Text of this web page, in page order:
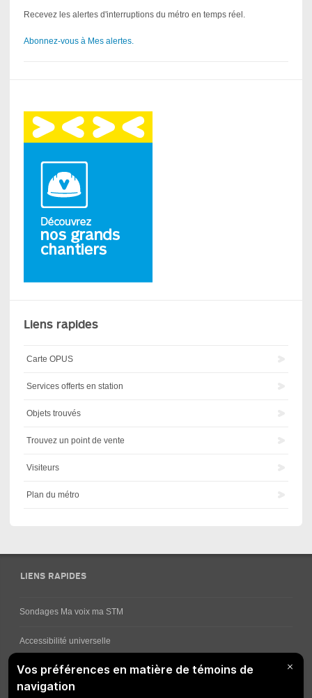
Recevez les alertes d'interruptions du métro en temps réel.
Abonnez-vous à Mes alertes.
Liens rapides
Carte OPUS
Services offerts en station
Objets trouvés
Trouvez un point de vente
Visiteurs
Plan du métro
LIENS RAPIDES
Sondages Ma voix ma STM
Accessibilité universelle
Comment obtenir vos horaires de bus